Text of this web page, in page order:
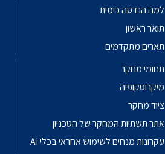
למה הנדסה כימית
תואר ראשון
תארים מתקדמים
תחומי מחקר
מיקרוסקופיה
ציוד מחקר
אתר תשתיות המחקר של הטכניון
עקרונות מנחים לשימוש אחראי בכלי AI